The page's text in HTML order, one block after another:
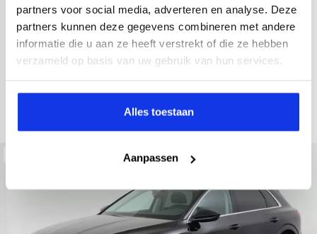
partners voor social media, adverteren en analyse. Deze
partners kunnen deze gegevens combineren met andere
informatie die u aan ze heeft verstrekt of die ze hebben
verzameld op basis van uw gebruik van hun services.
Alles toestaan
Aanpassen
Hybride benzine
Automaat
achteruitrijcamera
Apple Carplay/Android Auto
Kopen
Op aanvraag